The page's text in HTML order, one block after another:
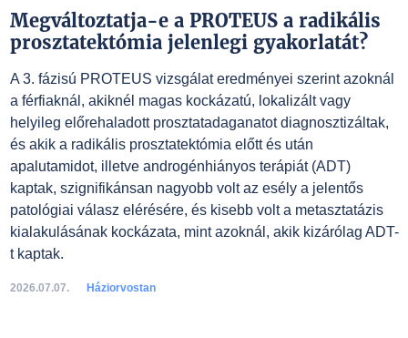
Megváltoztatja-e a PROTEUS a radikális
prosztatektómia jelenlegi gyakorlatát?
A 3. fázisú PROTEUS vizsgálat eredményei szerint azoknál
a férfiaknál, akiknél magas kockázatú, lokalizált vagy
helyileg előrehaladott prosztatadaganatot diagnosztizáltak,
és akik a radikális prosztatektómia előtt és után
apalutamidot, illetve androgénhiányos terápiát (ADT)
kaptak, szignifikánsan nagyobb volt az esély a jelentős
patológiai válasz elérésére, és kisebb volt a metasztatázis
kialakulásának kockázata, mint azoknál, akik kizárólag ADT-
t kaptak.
2026.07.07. Háziorvostan